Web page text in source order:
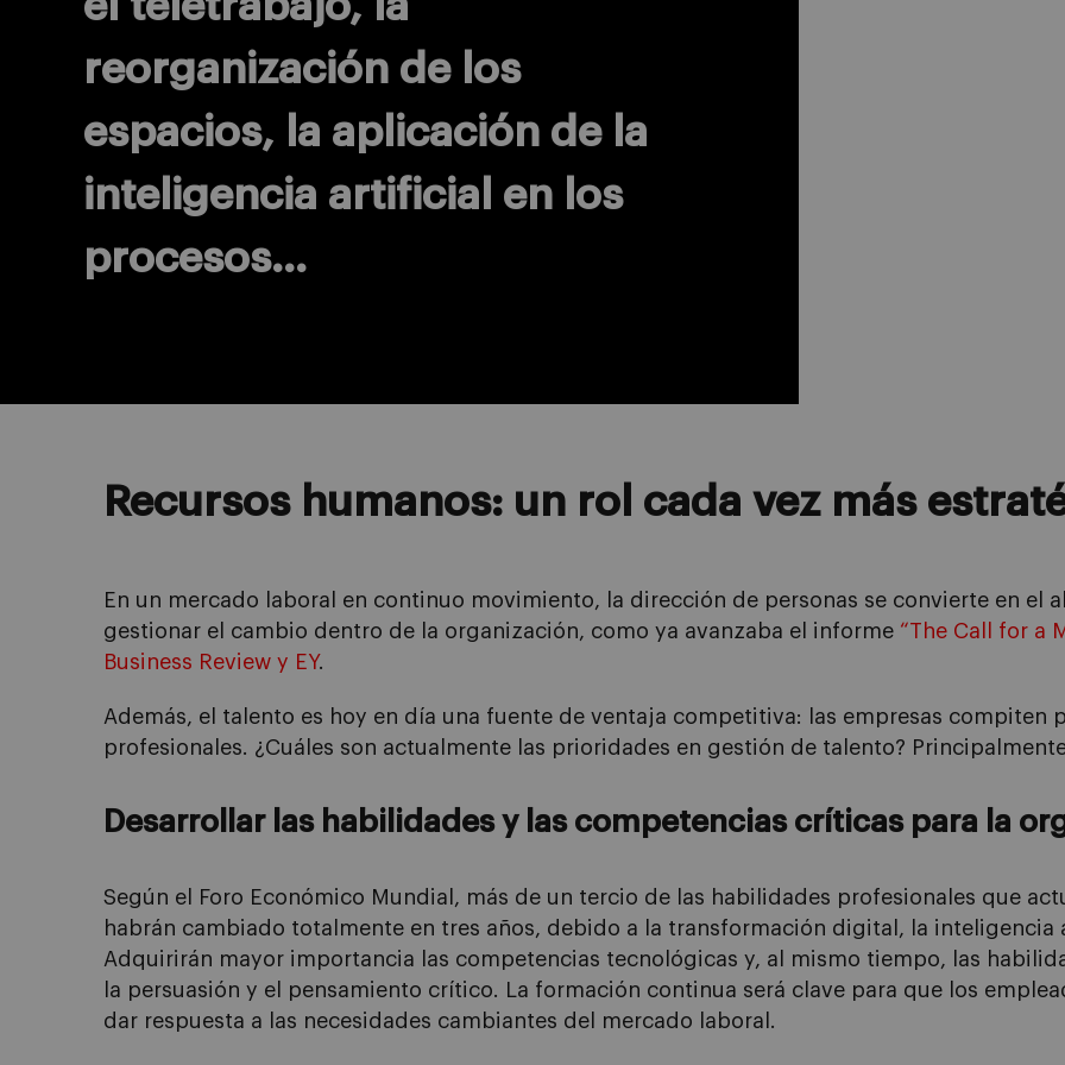
reorganización de los
espacios, la aplicación de la
inteligencia artificial en los
procesos…
Recursos humanos: un rol cada vez más
En un mercado laboral en continuo movimiento, la dirección de personas se convierte en el
gestionar el cambio dentro de la organización, como ya avanzaba el informe “The Call for a
Business Review y EY.
Además, el talento es hoy en día una fuente de ventaja competitiva: las empresas compiten
profesionales. ¿Cuáles son actualmente las prioridades en gestión de talento?
Desarrollar las habilidades y las competencias críticas para la
Según el Foro Económico Mundial, más de un tercio de las habilidades profesionales que
habrán cambiado totalmente en tres años, debido a la transformación digital, la
Adquirirán mayor importancia las competencias tecnológicas y, al mismo tiempo, las
la persuasión y el pensamiento crítico. La formación continua será clave para que los
dar respuesta a las necesidades cambiantes del mercado laboral.